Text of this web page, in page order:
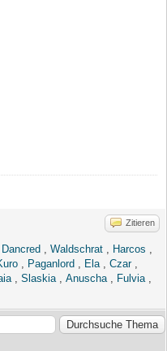
Zitieren
Dancred , Waldschrat , Harcos ,
, Paganlord , Ela, Czar,
, Slaskia, Anuscha, Fulvia,